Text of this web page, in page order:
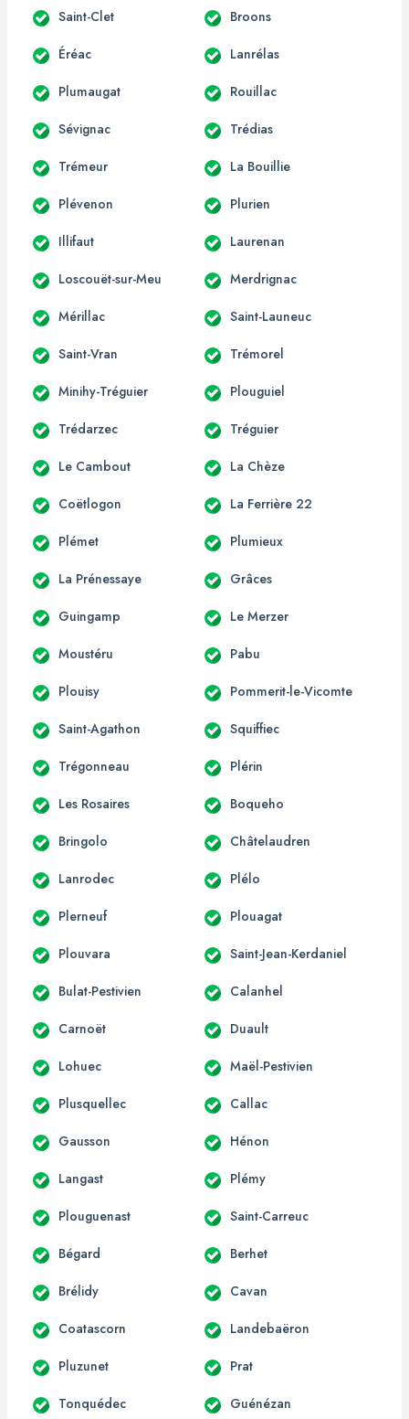
Saint-Clet Broons
Éréac Lanrélas
Plumaugat Rouillac
Sévignac Trédias
Trémeur La Bouillie
Plévenon Plurien
Illifaut Laurenan
Loscouët-sur-Meu Merdrignac
Mérillac Saint-Launeuc
Saint-Vran Trémorel
Minihy-Tréguier Plouguiel
Trédarzec Tréguier
Le Cambout La Chèze
Coëtlogon La Ferrière 22
Plémet Plumieux
La Prénessaye Grâces
Guingamp Le Merzer
Moustéru Pabu
Plouisy Pommerit-le-Vicomte
Saint-Agathon Squiffiec
Trégonneau Plérin
Les Rosaires Boqueho
Bringolo Châtelaudren
Lanrodec Plélo
Plerneuf Plouagat
Plouvara Saint-Jean-Kerdaniel
Bulat-Pestivien Calanhel
Carnoët Duault
Lohuec Maël-Pestivien
Plusquellec Callac
Gausson Hénon
Langast Plémy
Plouguenast Saint-Carreuc
Bégard Berhet
Brélidy Cavan
Coatascorn Landebaëron
Pluzunet Prat
Tonquédec Guénézan